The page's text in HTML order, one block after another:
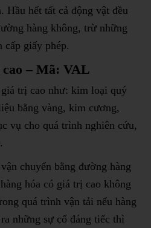
Hầu hết tất cả động vật đều
hàng không, trừ những
cấp giấy phép.
– Mã: VAL
trị cao như: kim loại quý
bằng vàng, kim cương,
vụ cho quá trình nghiên cứu,
chuyển bằng đường hàng
hóa có giá trị cao không
quá trình vận tải nếu hàng
những sự cố đáng tiếc thì